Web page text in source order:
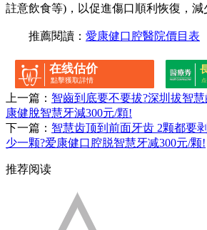
註意飲食等)，以促進傷口順利恢復，減
推薦閱讀： 愛康健口腔醫院價目表
在线估价
點擊獲取詳情
上一篇： 智齒到底要不要拔?深圳拔智
康健脫智慧牙減300元/顆!
下一篇： 智慧齿顶到前面牙齿 2颗都要
少一颗?爱康健口腔脱智慧牙减300元/颗!
推荐阅读